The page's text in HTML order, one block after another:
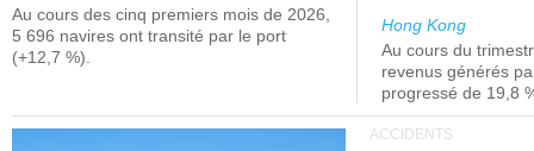
Au cours des cinq premiers mois de 2026,
5 696 navires ont transité par le port
(+12,7 %).
Hong Kong
Au cours du
revenus générés
progressé de 19,8
ACCIDENTS